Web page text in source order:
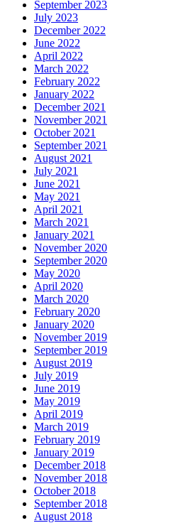
September 2023
July 2023
December 2022
June 2022
April 2022
March 2022
February 2022
January 2022
December 2021
November 2021
October 2021
September 2021
August 2021
July 2021
June 2021
May 2021
April 2021
March 2021
January 2021
November 2020
September 2020
May 2020
April 2020
March 2020
February 2020
January 2020
November 2019
September 2019
August 2019
July 2019
June 2019
May 2019
April 2019
March 2019
February 2019
January 2019
December 2018
November 2018
October 2018
September 2018
August 2018